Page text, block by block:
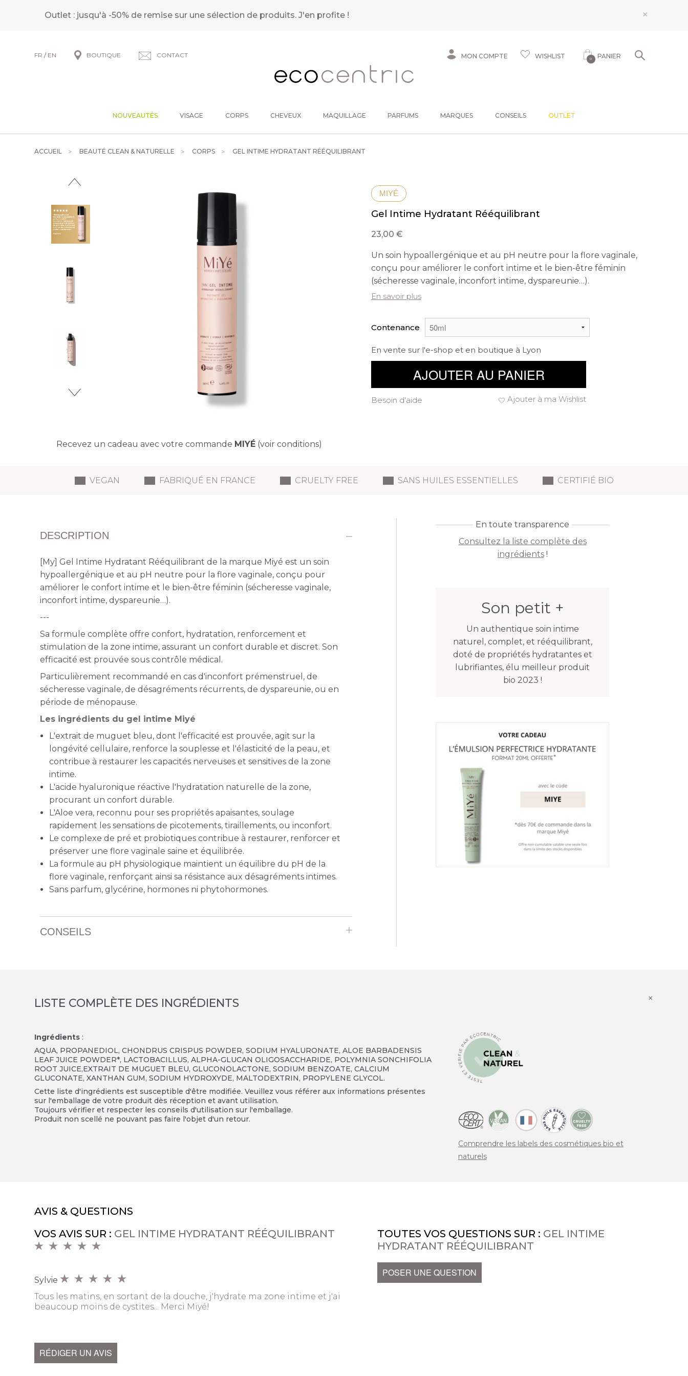
Outlet : jusqu'à -50% de remise sur une sélection de produits.J'en profite ! ×
FR / EN BOUTIQUE CONTACT MON COMPTE WISHLIST 0 PANIER
NOUVEAUTÉS VISAGE CORPS CHEVEUX MAQUILLAGE PARFUMS MARQUES CONSEILS OUTLET
ACCUEIL BEAUTÉ CLEAN & NATURELLE CORPS GEL INTIME HYDRATANT RÉÉQUILIBRANT
Recevez un cadeau avec votre commande MIYÉ (voir conditions)
MIYÉ
Gel Intime Hydratant Rééquilibrant
23,00
Un soin hypoallergénique et au pH neutre pour la flore vaginale,
conçu pour améliorer le confort intime et le bien-être féminin
(sécheresse vaginale, inconfort intime, dyspareunie…).
En savoir plus
Contenance
En vente sur l'e-shop et en boutique à Lyon
AJOUTER AU PANIER
Ajouter à ma Wishlist
Besoin d'aide
VEGAN FABRIQUÉ EN FRANCE CRUELTY FREE SANS HUILES ESSENTIELLES CERTIFIÉ BIO
DESCRIPTION
[My] Gel Intime Hydratant Rééquilibrant de la marque Miyé est un soin
hypoallergénique et au pH neutre pour la flore vaginale, conçu pour
améliorer le confort intime et le bien-être féminin (sécheresse vaginale,
inconfort intime, dyspareunie…).
---
Sa formule complète offreconfort, hydratation, renforcement et
stimulation de la zone intime, assurant un confort durable et discret. Son
efficacité est prouvée sous contrôle médical.
Particulièrement recommandé en cas d'inconfort prémenstruel, de
sécheresse vaginale, de désagréments récurrents, de dyspareunie, ou en
période de ménopause.
Les ingrédients du gel intime Miyé
L'extrait de muguet bleu, dont l'efficacité est prouvée, agit sur la
longévité cellulaire, renforce la souplesse et l'élasticité de la peau, et
contribue à restaurer les capacités nerveuses et sensitives de la zone
intime.
L'acide hyaluronique réactive l'hydratation naturelle de la zone,
procurant un confort durable.
L'Aloe vera, reconnu pour ses propriétés apaisantes, soulage
rapidement les sensations de picotements, tiraillements, ou inconfort.
Le complexe de pré et probiotiques contribue à restaurer, renforcer et
préserver une flore vaginale saine et équilibrée.
La formule au pH physiologique maintient un équilibre du pH de la
flore vaginale, renforçant ainsi sa résistance aux désagréments intimes.
Sans parfum, glycérine, hormones ni phytohormones.
CONSEILS
En toute transparence
Consultez la liste complète des
ingrédients!
Son petit +
Un authentique soin intime
naturel, complet, et rééquilibrant,
doté de propriétés hydratantes et
lubrifiantes, élu meilleur produit
bio 2023 !
LISTE COMPLÈTE DES INGRÉDIENTS ×
Ingrédients :
AQUA, PROPANEDIOL,CHONDRUS CRISPUS POWDER,SODIUM HYALURONATE,ALOE BARBADENSIS
LEAF JUICE POWDER*, LACTOBACILLUS,ALPHA-GLUCAN OLIGOSACCHARIDE, POLYMNIA SONCHIFOLIA
ROOT JUICE,EXTRAIT DE MUGUET BLEU,GLUCONOLACTONE,SODIUM BENZOATE,CALCIUM
GLUCONATE,XANTHAN GUM,SODIUM HYDROXYDE, MALTODEXTRIN, PROPYLENE GLYCOL.
Cette liste d'ingrédients est susceptible d'être modifiée. Veuillez vous référer aux informations présentes
sur l'emballage de votre produit dès réception et avant utilisation.
Toujours vérifier et respecter les conseils d'utilisation sur l'emballage.
Produit non scellé ne pouvant pas faire l'objet d'un retour.
Comprendre les labels des cosmétiques bio et
naturels
AVIS & QUESTIONS
VOS AVIS SUR : GEL INTIME HYDRATANT RÉÉQUILIBRANT
Sylvie
Tous les matins, en sortant de la douche, j'hydrate ma zone intime et j'ai
beaucoup moins de cystites... Merci Miyé!
RÉDIGER UN AVIS
TOUTES VOS QUESTIONS SUR : GEL INTIME
HYDRATANT RÉÉQUILIBRANT
POSER UNE QUESTION